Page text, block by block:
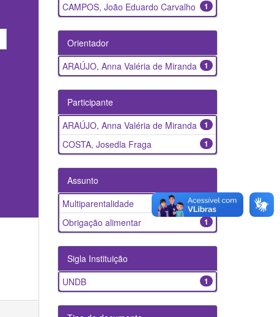
1
CAMPOS, João Eduardo Carvalho
Orientador
1
ARAÚJO, Anna Valéria de Miranda
Participante
1
ARAÚJO, Anna Valéria de Miranda
1
COSTA, Josedla Fraga
Assunto
1
Multiparentalidade
1
Obrigação alimentar
Sigla Instituição
1
UNDB